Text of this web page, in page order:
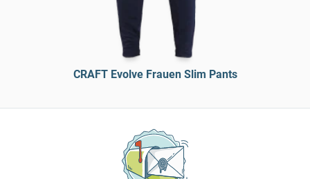
CRAFT Evolve Frauen Slim Pants